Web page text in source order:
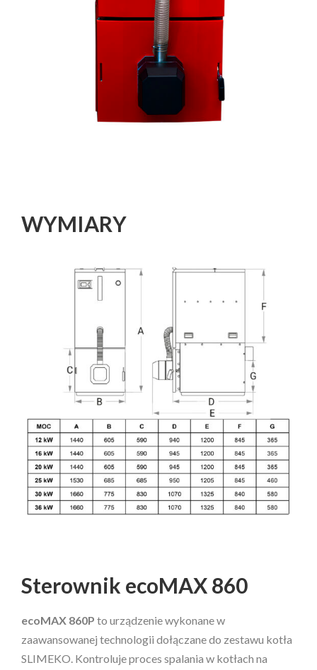
WYMIARY
Sterownik ecoMAX 860
ecoMAX 860P to urządzenie wykonane w
zaawansowanej technologii dołączane do zestawu kotła
SLIMEKO. Kontroluje proces spalania w kotłach na